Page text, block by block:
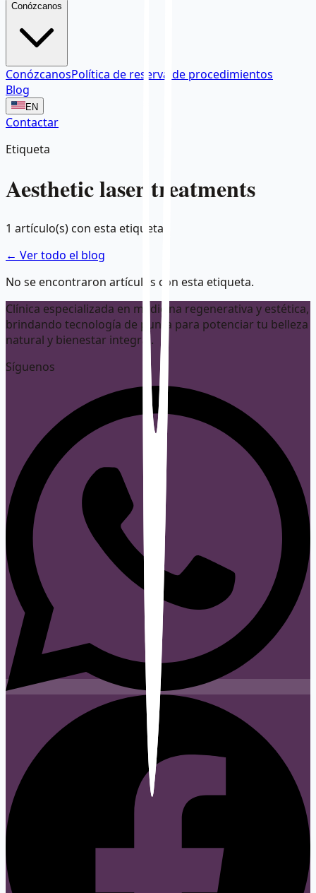
Conózcanos
ConózcanosPolítica de reserva de procedimientos
Blog
EN
Contactar
Etiqueta
Aesthetic laser treatments
1 artículo(s) con esta etiqueta.
← Ver todo el blog
No se encontraron artículos con esta etiqueta.
Clínica especializada en medicina regenerativa y estética,
brindando tecnología de punta para potenciar tu belleza
natural y bienestar integral.
Síguenos